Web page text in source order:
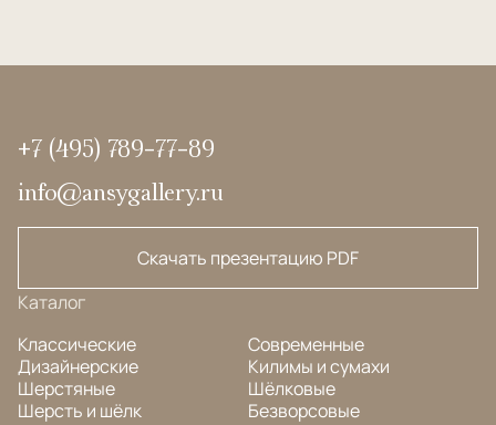
+7 (495) 789-77-89
info@ansygallery.ru
Скачать презентацию PDF
Каталог
Классические
Дизайнерские
Шерстяные
Шерсть и шёлк
Современные
Килимы и сумахи
Шёлковые
Безворсовые